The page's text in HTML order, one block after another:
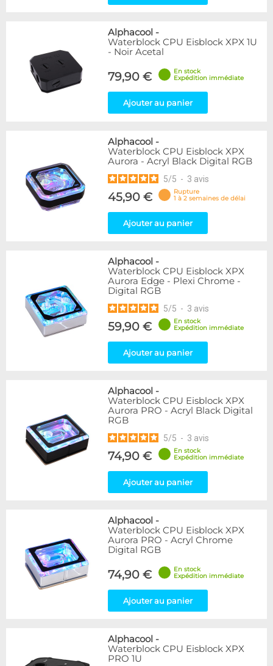
Alphacool -
Waterblock CPU Eisblock XPX 1U
- Noir Acetal
79,90 €
En stock
Expédition immédiate
Ajouter au panier
Alphacool -
Waterblock CPU Eisblock XPX
Aurora - Acryl Black Digital RGB
5/5 - 3 avis
45,90 €
Rupture
1 à 2 semaines de délai
Ajouter au panier
Alphacool -
Waterblock CPU Eisblock XPX
Aurora Edge - Plexi Chrome -
Digital RGB
5/5 - 3 avis
59,90 €
En stock
Expédition immédiate
Ajouter au panier
Alphacool -
Waterblock CPU Eisblock XPX
Aurora PRO - Acryl Black Digital
RGB
5/5 - 3 avis
74,90 €
En stock
Expédition immédiate
Ajouter au panier
Alphacool -
Waterblock CPU Eisblock XPX
Aurora PRO - Acryl Chrome
Digital RGB
74,90 €
En stock
Expédition immédiate
Ajouter au panier
Alphacool -
Waterblock CPU Eisblock XPX
PRO 1U